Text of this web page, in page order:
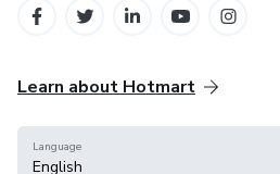
Learn about Hotmart
Language
English